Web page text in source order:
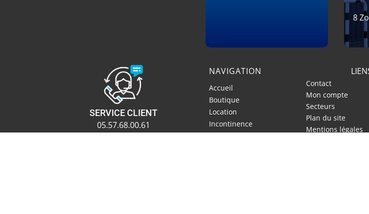
8
SERVICE CLIENT
05.57.68.00.61
NAVIGATION
Accueil
Boutique
Location
Incontinence
Handicap
Contact
Mon compte
Secteurs
Plan du site
Mentions légales